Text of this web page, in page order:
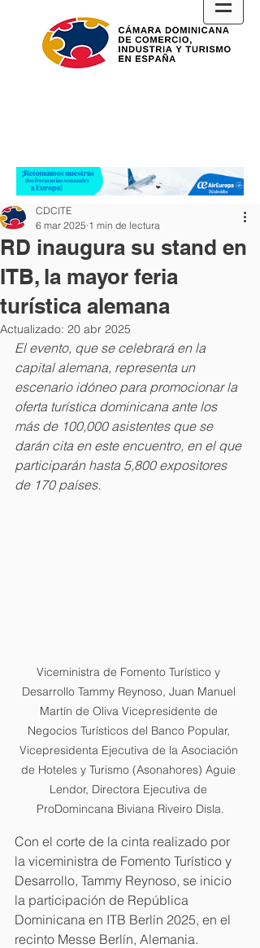
RD inaugura su stand en
ITB, la mayor feria
turística alemana
CDCITE
6 mar 2025 1 min de lectura
Actualizado: 20 abr 2025
El evento, que se celebrará en la
capital alemana, representa un
escenario idóneo para promocionar la
oferta turística dominicana ante los
más de 100,000 asistentes que se
darán cita en este encuentro, en el que
participarán hasta 5,800 expositores
de 170 países.
Viceministra de Fomento Turístico y
Desarrollo Tammy Reynoso, Juan Manuel
Martín de Oliva Vicepresidente de
Negocios Turísticos del Banco Popular,
Vicepresidenta Ejecutiva de la Asociación
de Hoteles y Turismo (Asonahores) Aguie
Lendor, Directora Ejecutiva de
ProDomincana Biviana Riveiro Disla.
Con el corte de la cinta realizado por
la viceministra de Fomento Turístico y
Desarrollo, Tammy Reynoso, se inicio
la participación de República
Dominicana en ITB Berlín 2025, en el
recinto Messe Berlín, Alemania.